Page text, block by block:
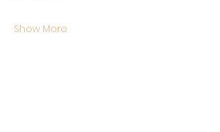
Show More